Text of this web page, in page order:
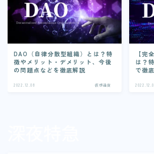
DAO（自律分散型組織）とは？特
徴やメリット・デメリット、今後
の問題点などを徹底解説
2022.12.08 仮想通貨
【完
は？
で徹